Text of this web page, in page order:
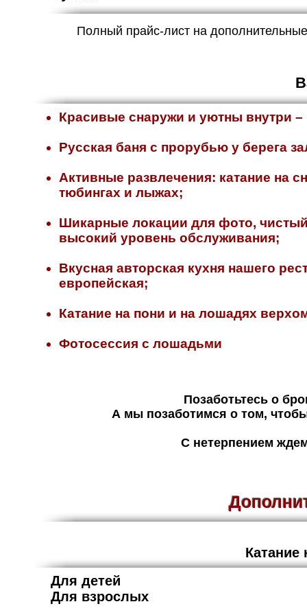
Полный прайс-лист на
Красивые снаружи и уютны внутри
Русская баня с прорубью у берега
Активные развлечения: катание на
тюбингах и лыжах;
Шикарные локации для фото,
высокий уровень обслуживания;
Вкусная авторская кухня нашего
европейская;
Катание на пони и на лошадях
Фотосессия с лошадьми
Позаботьтесь о
А мы позаботимся о том,
С нетерпением
Для
Для